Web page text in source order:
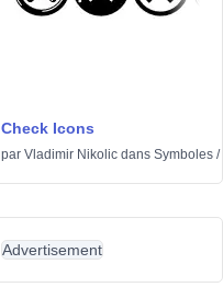
Check Icons
par Vladimir Nikolic dans Symboles /
Advertisement